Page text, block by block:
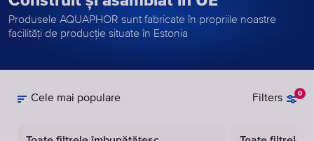
Produsele AQUAPHOR sunt fabricate în propriile noastre
facilități de producție situate în Estonia
Filters 0
Cele mai populare